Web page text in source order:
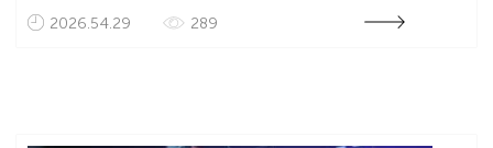
2026.54.29 289